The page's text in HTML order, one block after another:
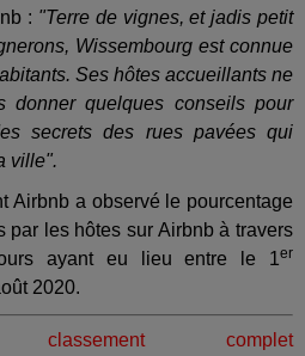
: "Terre de vignes, et jadis petit
Wissembourg est connue
Ses hôtes accueillants ne
donner quelques conseils pour
secrets des rues pavées qui
ville".
Airbnb a observé le pourcentage
par les hôtes sur Airbnb à travers
ayant eu lieu entre le 1er
2020.
complet